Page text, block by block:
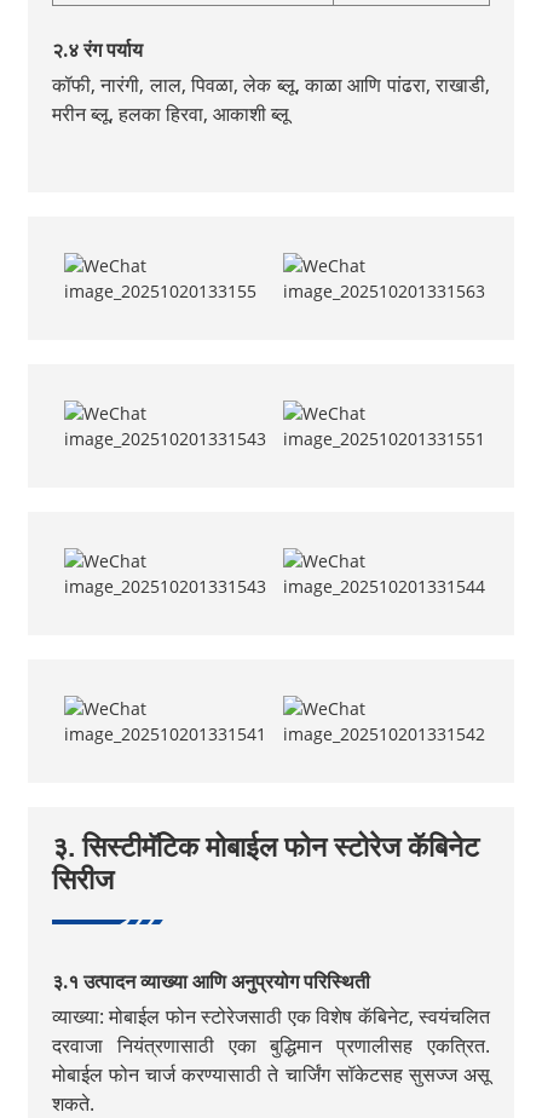
२.४ रंग पर्याय
कॉफी, नारंगी, लाल, पिवळा, लेक ब्लू, काळा आणि पांढरा, राखाडी,
मरीन ब्लू, हलका हिरवा, आकाशी ब्लू
३. सिस्टीमॅटिक मोबाईल फोन स्टोरेज कॅबिनेट
सिरीज
३.१ उत्पादन व्याख्या आणि अनुप्रयोग परिस्थिती
व्याख्या: मोबाईल फोन स्टोरेजसाठी एक विशेष कॅबिनेट, स्वयंचलित
दरवाजा नियंत्रणासाठी एका बुद्धिमान प्रणालीसह एकत्रित.
मोबाईल फोन चार्ज करण्यासाठी ते चार्जिंग सॉकेटसह सुसज्ज असू
शकते.